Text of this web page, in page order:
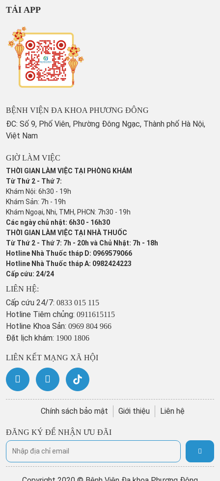
TẢI APP
BỆNH VIỆN ĐA KHOA PHƯƠNG ĐÔNG
ĐC: Số 9, Phố Viên, Phường Đông Ngạc, Thành phố Hà Nội,
Việt Nam
GIỜ LÀM VIỆC
THỜI GIAN LÀM VIỆC TẠI PHÒNG KHÁM
Từ Thứ 2 - Thứ 7:
Khám Nội: 6h30 - 19h
Khám Sản: 7h - 19h
Khám Ngoại, Nhi, TMH, PHCN: 7h30 - 19h
Các ngày chủ nhật: 6h30 - 16h30
THỜI GIAN LÀM VIỆC TẠI NHÀ THUỐC
Từ Thứ 2 - Thứ 7: 7h - 20h và Chủ Nhật: 7h - 18h
Hotline Nhà Thuốc tháp D: 0969579066
Hotline Nhà Thuốc tháp A: 0982424223
Cấp cứu: 24/24
LIÊN HỆ:
Cấp cứu 24/7: 0833 015 115
Hotline Tiêm chủng: 0911615115
Hotline Khoa Sản: 0969 804 966
Đặt lịch khám: 1900 1806
LIÊN KẾT MẠNG XÃ HỘI
Chính sách bảo mật Giới thiệu Liên hệ
ĐĂNG KÝ ĐỂ NHẬN ƯU ĐÃI